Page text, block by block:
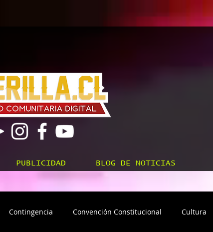
PUBLICIDAD BLOG DE NOTICIAS
Contingencia Convención Constitucional Cultura